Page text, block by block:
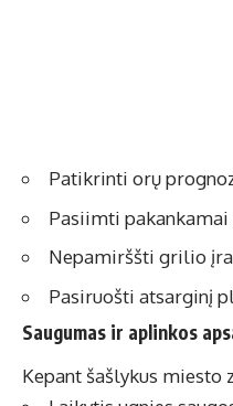
Patikrinti orų
Pasiimti
Nepamirššti grilio
Pasiruošti atsarginį
Saugumas ir aplinkos
Kepant šašlykus miesto